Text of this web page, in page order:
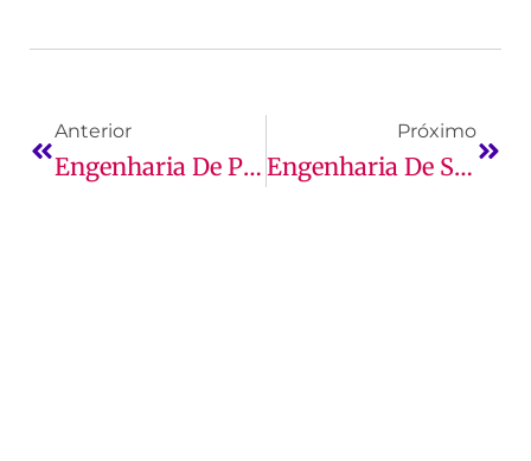
Anterior
Engenharia De Produção: Salário E Mercado
Próximo
Engenharia De Software E Mercado De Trabalho, Saiba Mais!